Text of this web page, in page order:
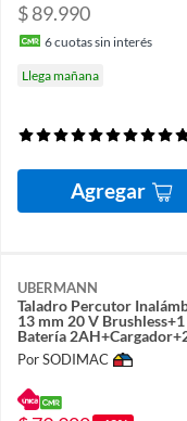
$ 89.990
6cuotas sin interés
Llega mañana
Agregar
UBERMANN
Taladro Percutor
13 mm 20 V Brushless+1
Batería
Acc
Por SODIMAC